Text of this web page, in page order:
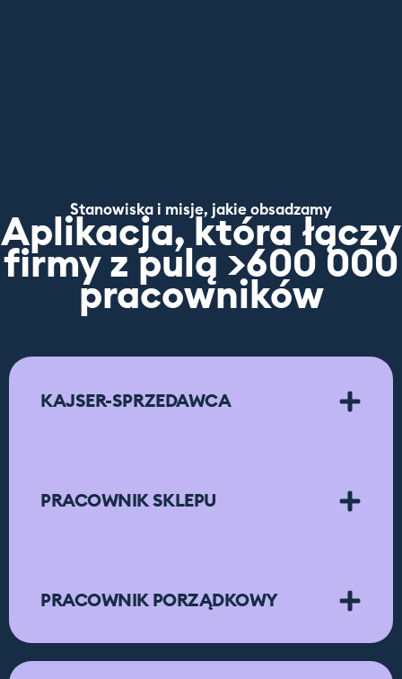
Stanowiska i misje, jakie obsadzamy
Aplikacja, która łączy
firmy z pulą >600 000
pracowników
KAJSER-SPRZEDAWCA
PRACOWNIK SKLEPU
PRACOWNIK PORZĄDKOWY